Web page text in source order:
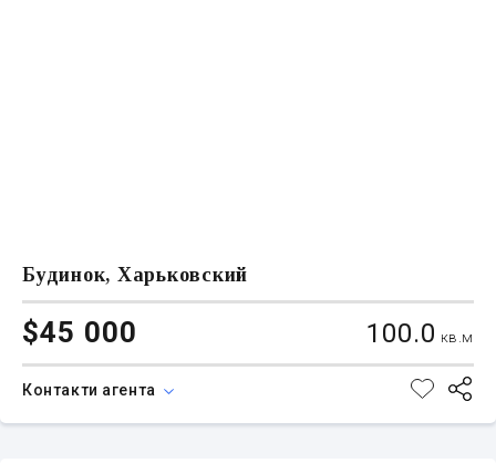
Будинок, Харьковский
$45 000 100.0 кв.м
Контакти агента